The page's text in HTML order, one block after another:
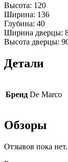
Высота: 120
Ширина: 136
Глубина: 40
Ширина дверцы:
Высота дверцы:
Детали
Бренд De Marco
Обзоры
Отзывов пока нет.